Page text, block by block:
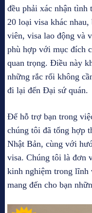
đều phải xác nhận
20 loại visa khác
viên, visa lao động và
phù hợp với mục đích
quan trọng. Điều này
những rắc rối không
đi lại đến Đại sứ quán.
Để hỗ trợ bạn trong
chúng tôi đã tổng hợp
Nhật Bản, cùng với
visa. Chúng tôi là đơn
kinh nghiệm trong lĩnh
mang đến cho bạn